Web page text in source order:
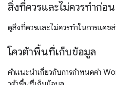
สิ่งที่ควรและไม่ควรทำก่อ
ดูสิ่งที่ควรและไม่ควรทำในการแคช
โควต้าพื้นที่เก็บข้อมูล
คำแนะนำเกี่ยวกับการกำหนดค่า